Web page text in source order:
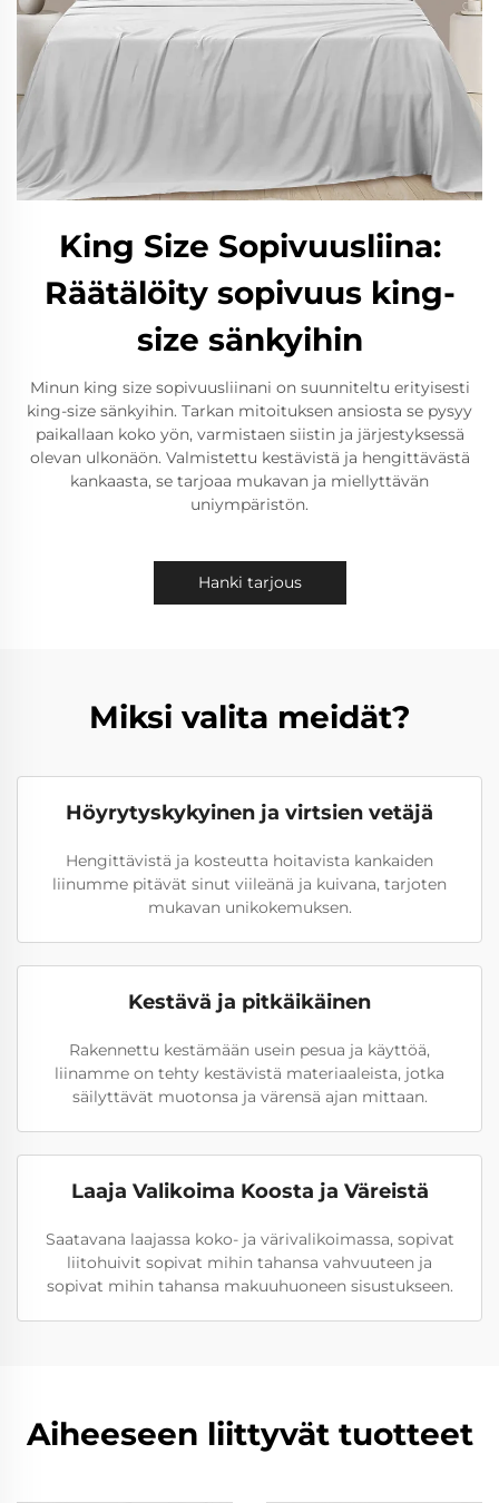
King Size Sopivuusliina:
Räätälöity sopivuus king-
size sänkyihin
Minun king size sopivuusliinani on suunniteltu erityisesti
king-size sänkyihin. Tarkan mitoituksen ansiosta se pysyy
paikallaan koko yön, varmistaen siistin ja järjestyksessä
olevan ulkonäön. Valmistettu kestävistä ja hengittävästä
kankaasta, se tarjoaa mukavan ja miellyttävän
uniympäristön.
Hanki tarjous
Miksi valita meidät?
Höyrytyskykyinen ja virtsien vetäjä
Hengittävistä ja kosteutta hoitavista kankaiden
liinumme pitävät sinut viileänä ja kuivana, tarjoten
mukavan unikokemuksen.
Kestävä ja pitkäikäinen
Rakennettu kestämään usein pesua ja käyttöä,
liinamme on tehty kestävistä materiaaleista, jotka
säilyttävät muotonsa ja värensä ajan mittaan.
Laaja Valikoima Koosta ja Väreistä
Saatavana laajassa koko- ja värivalikoimassa, sopivat
liitohuivit sopivat mihin tahansa vahvuuteen ja
sopivat mihin tahansa makuuhuoneen sisustukseen.
Aiheeseen liittyvät tuotteet